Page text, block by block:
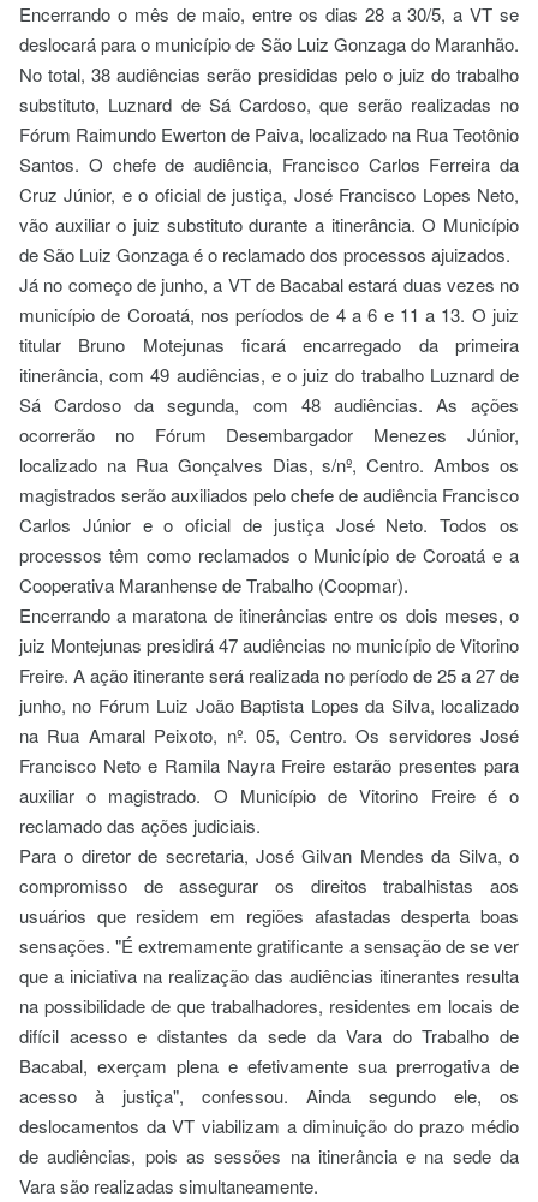
Encerrando o mês de maio, entre os dias 28 a 30/5, a VT se
deslocará para o município de São Luiz Gonzaga do Maranhão.
No total, 38 audiências serão presididas pelo o juiz do trabalho
substituto, Luznard de Sá Cardoso, que serão realizadas no
Fórum Raimundo Ewerton de Paiva, localizado na Rua Teotônio
Santos. O chefe de audiência, Francisco Carlos Ferreira da
Cruz Júnior, e o oficial de justiça, José Francisco Lopes Neto,
vão auxiliar o juiz substituto durante a itinerância. O Município
de São Luiz Gonzaga é o reclamado dos processos ajuizados.
Já no começo de junho, a VT de Bacabal estará duas vezes no
município de Coroatá, nos períodos de 4 a 6 e 11 a 13. O juiz
titular Bruno Motejunas ficará encarregado da primeira
itinerância, com 49 audiências, e o juiz do trabalho Luznard de
Sá Cardoso da segunda, com 48 audiências. As ações
ocorrerão no Fórum Desembargador Menezes Júnior,
localizado na Rua Gonçalves Dias, s/nº, Centro. Ambos os
magistrados serão auxiliados pelo chefe de audiência Francisco
Carlos Júnior e o oficial de justiça José Neto. Todos os
processos têm como reclamados o Município de Coroatá e a
Cooperativa Maranhense de Trabalho (Coopmar).
Encerrando a maratona de itinerâncias entre os dois meses, o
juiz Montejunas presidirá 47 audiências no município de Vitorino
Freire. A ação itinerante será realizada no período de 25 a 27 de
junho, no Fórum Luiz João Baptista Lopes da Silva, localizado
na Rua Amaral Peixoto, nº. 05, Centro. Os servidores José
Francisco Neto e Ramila Nayra Freire estarão presentes para
auxiliar o magistrado. O Município de Vitorino Freire é o
reclamado das ações judiciais.
Para o diretor de secretaria, José Gilvan Mendes da Silva, o
compromisso de assegurar os direitos trabalhistas aos
usuários que residem em regiões afastadas desperta boas
sensações. "É extremamente gratificante a sensação de se ver
que a iniciativa na realização das audiências itinerantes resulta
na possibilidade de que trabalhadores, residentes em locais de
difícil acesso e distantes da sede da Vara do Trabalho de
Bacabal, exerçam plena e efetivamente sua prerrogativa de
acesso à justiça", confessou. Ainda segundo ele, os
deslocamentos da VT viabilizam a diminuição do prazo médio
de audiências, pois as sessões na itinerância e na sede da
Vara são realizadas simultaneamente.